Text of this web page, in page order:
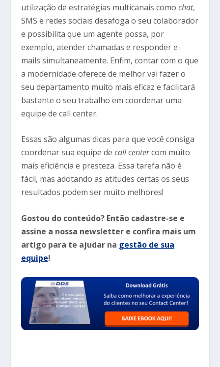
utilização de estratégias multicanais como chat,
SMS e redes sociais desafoga o seu colaborador
e possibilita que um agente possa, por
exemplo, atender chamadas e responder e-
mails simultaneamente. Enfim, contar com o que
a modernidade oferece de melhor vai fazer o
seu departamento muito mais eficaz e facilitará
bastante o seu trabalho em coordenar uma
equipe de call center.
Essas são algumas dicas para que você consiga
coordenar sua equipe de call centercom muito
mais eficiência e presteza. Essa tarefa não é
fácil, mas adotando as atitudes certas os seus
resultados podem ser muito melhores!
Gostou do conteúdo? Então cadastre-se e
assine a nossa newsletter e confira mais um
artigo para te ajudar na gestão de sua
equipe!